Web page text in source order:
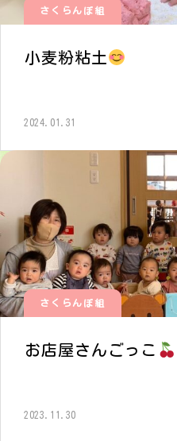
さくらんぼ組
小麦粉粘土
2024.01.31
さくらんぼ組
お店屋さんごっこ
2023.11.30